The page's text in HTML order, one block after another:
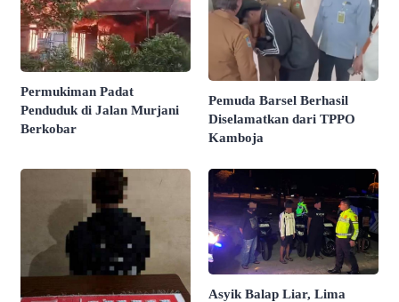
Permukiman Padat
Penduduk di Jalan Murjani
Berkobar
Pemuda Barsel Berhasil
Diselamatkan dari TPPO
Kamboja
Asyik Balap Liar, Lima